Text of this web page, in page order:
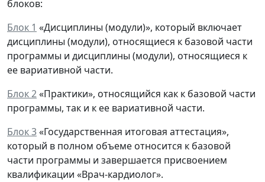
блоков:
Блок 1 «Дисциплины (модули)», который включает
дисциплины (модули), относящиеся к базовой части
программы и дисциплины (модули), относящиеся к
ее вариативной части.
Блок 2«Практики», относящийся как к базовой части
программы, так и к ее вариативной части.
Блок 3«Государственная итоговая аттестация»,
который в полном объеме относится к базовой
части программы и завершается присвоением
квалификации «Врач-кардиолог».